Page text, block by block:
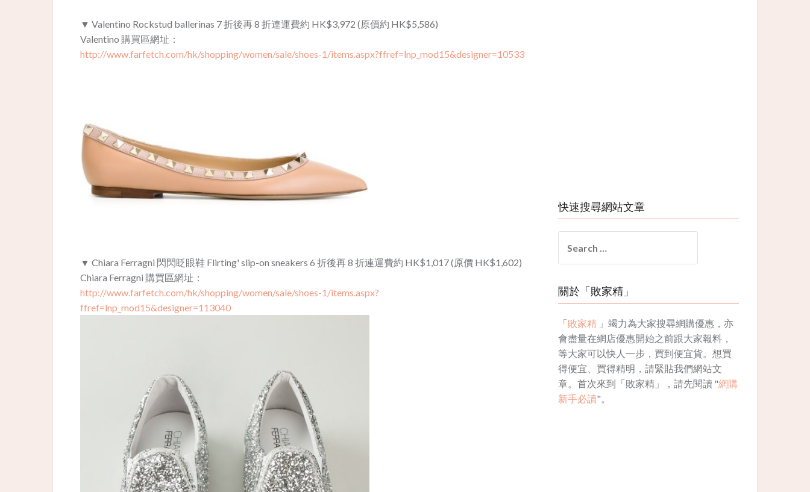
▼ Valentino Rockstud ballerinas 7 折後再 8 折連運費約 HK$3,972 (原價約 HK$5,586)
Valentino 購買區網址：
http://www.farfetch.com/hk/shopping/women/sale/shoes-1/items.aspx?ffref=lnp_mod15&designer=10533
▼ Chiara Ferragni 閃閃眨眼鞋 Flirting' slip-on sneakers 6 折後再 8 折連運費約 HK$1,017 (原價 HK$1,602)
Chiara Ferragni 購買區網址：
http://www.farfetch.com/hk/shopping/women/sale/shoes-1/items.aspx?
ffref=lnp_mod15&designer=113040
快速搜尋網站文章
for:
關於「敗家精」
「敗家精 」竭力為大家搜尋網購優惠，亦
會盡量在網店優惠開始之前跟大家報料，
等大家可以快人一步，買到便宜貨。想買
得便宜、買得精明，請緊貼我們網站文
章。首次來到「敗家精」，請先閱讀 "網購
新手必讀"。